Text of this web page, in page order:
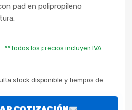
pad en polipropileno
**Todos los precios incluyen IVA
stock disponible y tiempos de